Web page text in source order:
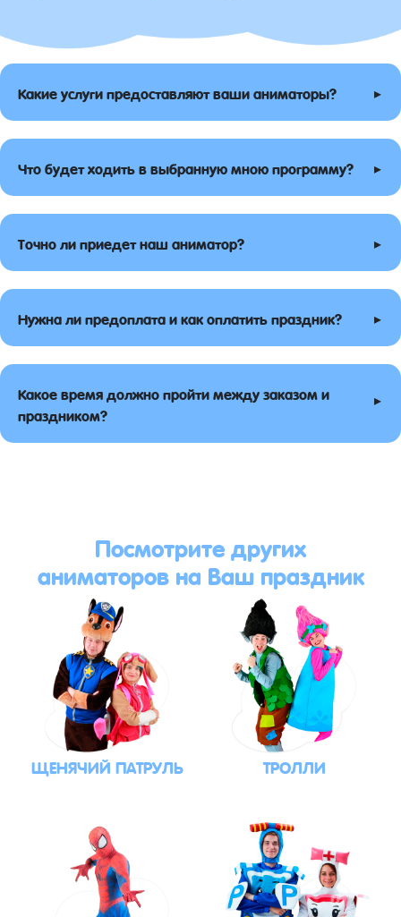
Какие услуги предоставляют ваши аниматоры? ▸
Что будет ходить в выбранную мною программу? ▸
Точно ли приедет наш аниматор? ▸
Нужна ли предоплата и как оплатить праздник? ▸
Какое время должно пройти между заказом и
праздником?
▸
Посмотрите других
аниматоров на Ваш праздник
ЩЕНЯЧИЙ ПАТРУЛЬ ТРОЛЛИ